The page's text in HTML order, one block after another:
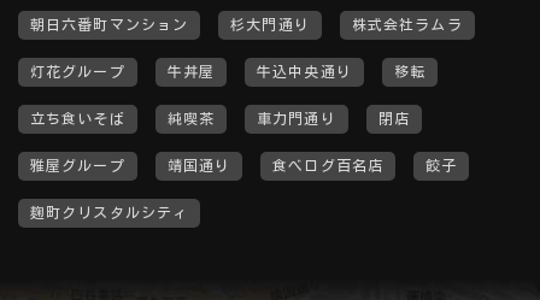
朝日六番町マンション 杉大門通り 株式会社ラムラ
灯花グループ 牛丼屋 牛込中央通り 移転
立ち食いそば 純喫茶 車力門通り 閉店
雅屋グループ 靖国通り 食べログ百名店 餃子
麹町クリスタルシティ